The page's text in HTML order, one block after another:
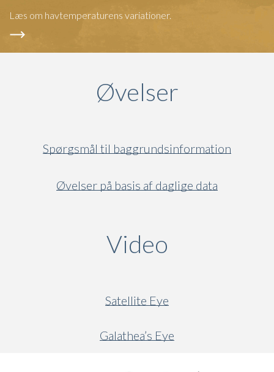
Læs om havtemperaturens variationer.
Øvelser
Spørgsmål til baggrundsinformation
Øvelser på basis af daglige data
Video
Satellite Eye
Galathea’s Eye